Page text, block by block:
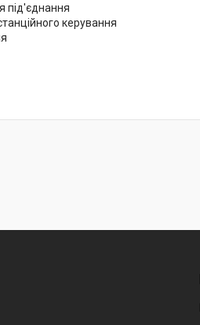
під'єднання
керування